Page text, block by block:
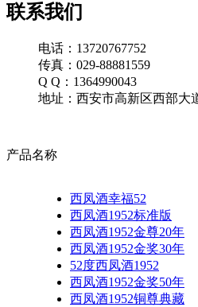
联系我们
电话：13720767752
传真：029-88881559
Q Q：1364990043
地址：西安市高新区西部大
产品名称
西凤酒幸福52
西凤酒1952标准版
西凤酒1952金尊20年
西凤酒1952金奖30年
52度西凤酒1952
西凤酒1952金奖50年
西凤酒1952铜尊典藏